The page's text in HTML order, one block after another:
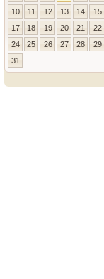
10
11 12 13 14 15
17
18 19 20 21 22
24
25 26 27 28 29
31